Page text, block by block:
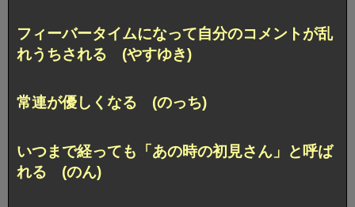
フィーバータイムになって自分のコメントが乱
れうちされる (やすゆき)
常連が優しくなる (のっち)
いつまで経っても「あの時の初見さん」と呼ば
れる (のん)